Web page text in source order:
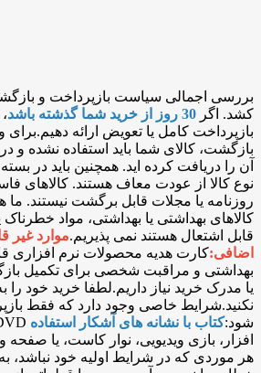
کشد. اگر
بازپرداخت کامل یا تعویض ارائه
بازگشت، کالای شما باید استفاده نشده و
آن را دریافت کرده اید. همچنین باید در
نوع کالا از عودت معاف هستند. کالاهای
روزنامه یا مجلات قابل برگشت نیستند. ما
کالاهای بهداشتی یا بهداشتی، مواد خطرناک
قابل اشتعال هستند نمی پذیریم.موارد غیر
اضافی:کارت هدیه محصولات نرم افزاری
بهداشتی و مراقبت شخصی برای تکمیل
یا مدرک خرید نیاز داریم.لطفا خرید خود را
نکنید.شرایط خاصی وجود دارد که فقط
شود:کتاب با نشانه های آشکار استفاده
افزار، بازی ویدیویی، نوار کاست، یا
هر موردی که در شرایط اولیه خود نباشد، به